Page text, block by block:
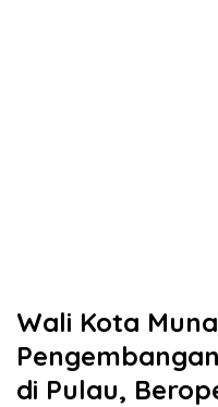
Wali Kota
di Pulau,